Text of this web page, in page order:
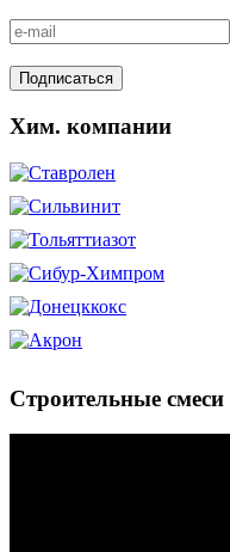
Хим. компании
Строительные смеси